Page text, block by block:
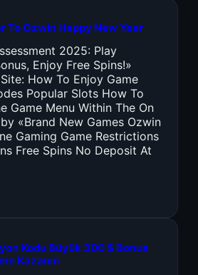
To Ozwin Happy New Year
2025: Play
Enjoy Free Spins!»
How To Enjoy Game
Popular Slots How To
Game Menu Within The On
«Brand New Games Ozwin
Gaming Game Restrictions
Free Spins No Deposit At
Kodu Büyük 300 $ Bonus
Kazanın